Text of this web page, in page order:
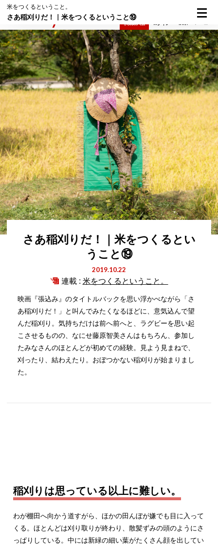
米をつくるということ。
さあ稲刈りだ！｜米をつくるということ⑲
さあ稲刈りだ！｜米をつくるとい
うこと⑲
2019.10.22
連載 : 米をつくるということ。
映画『張込み』のタイトルバックを思い浮かべながら「さ
あ稲刈りだ！」と叫んでみたくなるほどに、意気込んで望
んだ稲刈り。気持ちだけは前へ前へと、ラグビーを思い起
こさせるものの、なにせ藤原智美さんはもちろん、参加し
たみなさんのほとんどが初めての経験。見よう見まねで、
刈ったり、結わえたり。おぼつかない稲刈りが始まりまし
た。
稲刈りは思っている以上に難しい。
わが棚田へ向かう道すがら、ほかの田んぼが嫌でも目に入って
くる。ほとんどは刈り取りが終わり、散髪ずみの頭のようにさ
っぱりしている。中には新緑の細い葉がたくさん顔を出してい